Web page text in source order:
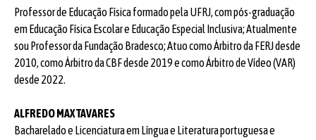
Professor de Educação Física formado pela UFRJ, com pós-graduação
em Educação Física Escolar e Educação Especial Inclusiva; Atualmente
sou Professor da Fundação Bradesco; Atuo como Árbitro da FERJ desde
2010, como Árbitro da CBF desde 2019 e como Árbitro de Vídeo (VAR)
desde 2022.
ALFREDO MAX TAVARES
Bacharelado e Licenciatura em Língua e Literatura portuguesa e